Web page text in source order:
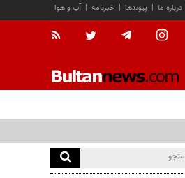
آب و هوا | خبرنامه | پیوندها | درباره ما